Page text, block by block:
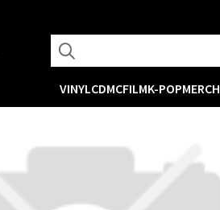
VINYLCDMCFILMK-POPMERCH